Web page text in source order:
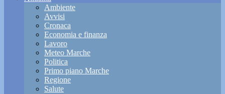
Ambiente
Avvisi
Cronaca
Economia e finanza
Lavoro
Meteo Marche
Politica
Primo piano Marche
Regione
Salute